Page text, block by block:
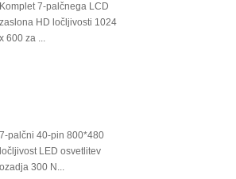
Komplet 7-palčnega LCD
zaslona HD ločljivosti 1024
x 600 za ...
7-palčni 40-pin 800*480
ločljivost LED osvetlitev
ozadja 300 N...